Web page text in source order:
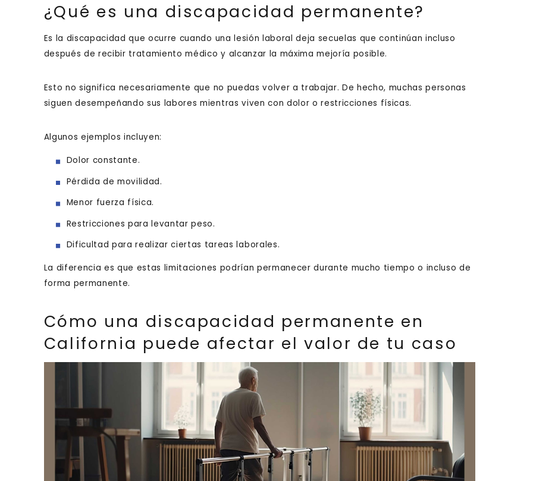
¿Qué es una discapacidad permanente?
Es la discapacidad que ocurre cuando una lesión laboral deja secuelas que continúan incluso
después de recibir tratamiento médico y alcanzar la máxima mejoría posible.
Esto no significa necesariamente que no puedas volver a trabajar. De hecho, muchas personas
siguen desempeñando sus labores mientras viven con dolor o restricciones físicas.
Algunos ejemplos incluyen:
Dolor constante.
Pérdida de movilidad.
Menor fuerza física.
Restricciones para levantar peso.
Dificultad para realizar ciertas tareas laborales.
La diferencia es que estas limitaciones podrían permanecer durante mucho tiempo o incluso de
forma permanente.
Cómo una discapacidad permanente en
California puede afectar el valor de tu caso